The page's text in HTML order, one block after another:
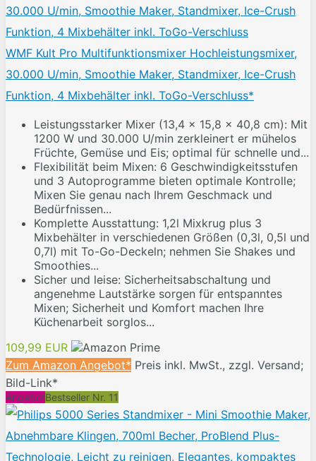
WMF Kult Pro Multifunktionsmixer Hochleistungsmixer,
30.000 U/min, Smoothie Maker, Standmixer, Ice-Crush
Funktion, 4 Mixbehälter inkl. ToGo-Verschluss*
Leistungsstarker Mixer (13,4 x 15,8 x 40,8 cm): Mit
1200 W und 30.000 U/min zerkleinert er mühelos
Früchte, Gemüse und Eis; optimal für schnelle und...
Flexibilität beim Mixen: 6 Geschwindigkeitsstufen
und 3 Autoprogramme bieten optimale Kontrolle;
Mixen Sie genau nach Ihrem Geschmack und
Bedürfnissen...
Komplette Ausstattung: 1,2l Mixkrug plus 3
Mixbehälter in verschiedenen Größen (0,3l, 0,5l und
0,7l) mit To-Go-Deckeln; nehmen Sie Shakes und
Smoothies...
Sicher und leise: Sicherheitsabschaltung und
angenehme Lautstärke sorgen für entspanntes
Mixen; Sicherheit und Komfort machen Ihre
Küchenarbeit sorglos...
109,99 EUR
Zum Amazon Angebot* Preis inkl. MwSt., zzgl. Versand;
Bild-Link*
AngebotBestseller Nr. 11